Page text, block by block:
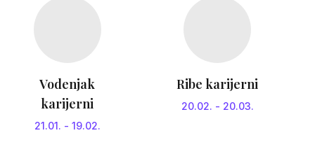
Vodenjak
karijerni
21.01. - 19.02.
Ribe karijerni
20.02. - 20.03.